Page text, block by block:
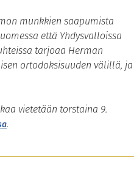
munkkien saapumista
että Yhdysvalloissa
tarjoaa Herman
ortodoksisuuden välillä, ja
vietetään torstaina 9.
.